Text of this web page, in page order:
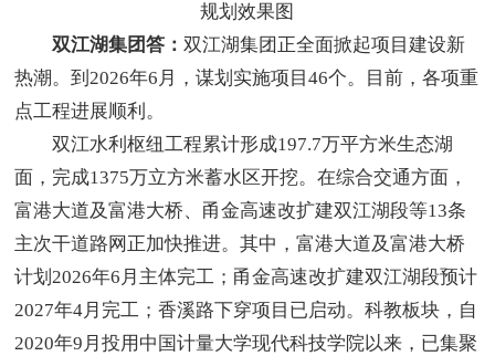
规划效果图
双江湖集团答：双江湖集团正全面掀起项目建设新
热潮。到2026年6月，谋划实施项目46个。目前，各项重
点工程进展顺利。
双江水利枢纽工程累计形成197.7万平方米生态湖
面，完成1375万立方米蓄水区开挖。在综合交通方面，
富港大道及富港大桥、甬金高速改扩建双江湖段等13条
主次干道路网正加快推进。其中，富港大道及富港大桥
计划2026年6月主体完工；甬金高速改扩建双江湖段预计
2027年4月完工；香溪路下穿项目已启动。科教板块，自
2020年9月投用中国计量大学现代科技学院以来，已集聚